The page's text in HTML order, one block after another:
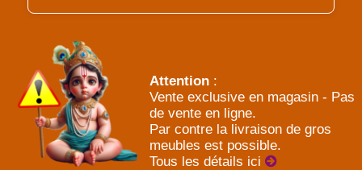
Attention :
Vente exclusive en magasin - Pas
de vente en ligne.
Par contre la livraison de gros
meubles est possible.
Tous les détails ici